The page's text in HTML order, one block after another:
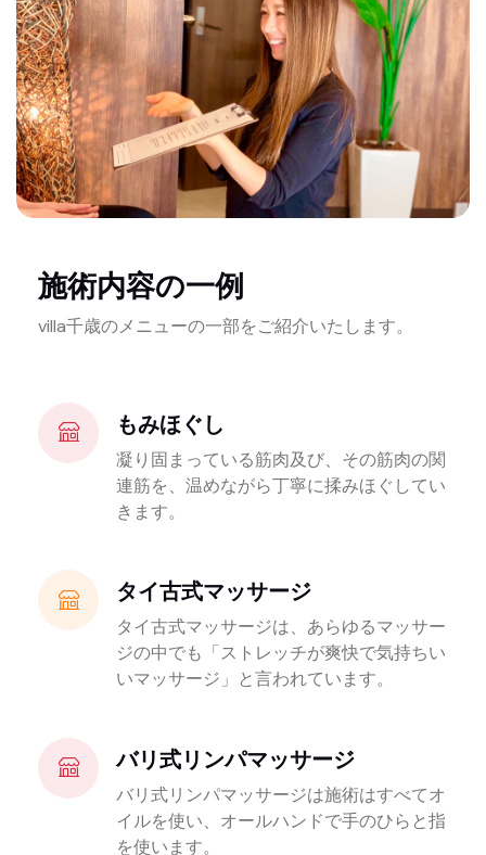
施術内容の一例
villa千歳のメニューの一部をご紹介いたします。
もみほぐし
凝り固まっている筋肉及び、その筋肉の関
連筋を、温めながら丁寧に揉みほぐしてい
きます。
タイ古式マッサージ
タイ古式マッサージは、あらゆるマッサー
ジの中でも「ストレッチが爽快で気持ちい
いマッサージ」と言われています。
バリ式リンパマッサージ
バリ式リンパマッサージは施術はすべてオ
イルを使い、オールハンドで手のひらと指
を使います。